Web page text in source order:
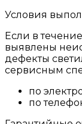
Условия
Если в
выявлены
дефекты
сервисным
по
по